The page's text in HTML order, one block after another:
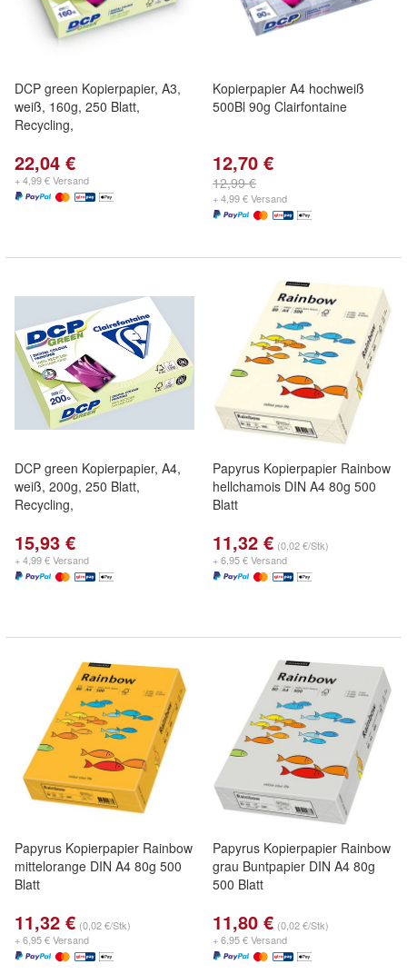
DCP green Kopierpapier, A3,
weiß, 160g, 250 Blatt,
Recycling,
22,04 €
+ 4,99 € Versand
Kopierpapier A4 hochweiß
500Bl 90g Clairfontaine
12,70 €
12,99 €
+ 4,99 € Versand
DCP green Kopierpapier, A4,
weiß, 200g, 250 Blatt,
Recycling,
15,93 €
+ 4,99 € Versand
Papyrus Kopierpapier Rainbow
hellchamois DIN A4 80g 500
Blatt
11,32 € (0,02 €/Stk)
+ 6,95 € Versand
Papyrus Kopierpapier Rainbow
mittelorange DIN A4 80g 500
Blatt
11,32 € (0,02 €/Stk)
+ 6,95 € Versand
Papyrus Kopierpapier Rainbow
grau Buntpapier DIN A4 80g
500 Blatt
11,80 € (0,02 €/Stk)
+ 6,95 € Versand